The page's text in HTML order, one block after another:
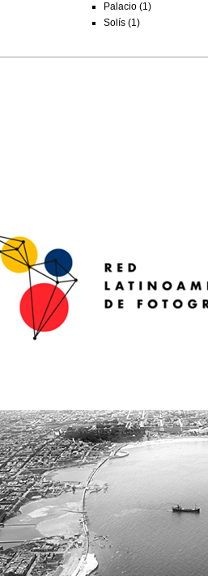
Palacio (1)
Solís (1)